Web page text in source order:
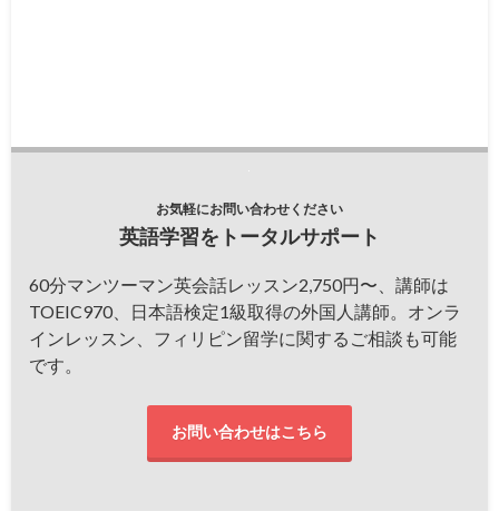
お気軽にお問い合わせください
英語学習をトータルサポート
60分マンツーマン英会話レッスン2,750円〜、講師は
TOEIC970、日本語検定1級取得の外国人講師。オンラ
インレッスン、フィリピン留学に関するご相談も可能
です。
お問い合わせはこちら